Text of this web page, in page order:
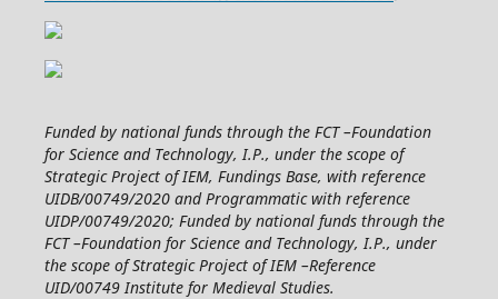
Funded by national funds through the FCT –Foundation
for Science and Technology, I.P., under the scope of
Strategic Project of IEM, Fundings Base, with reference
UIDB/00749/2020 and Programmatic with reference
UIDP/00749/2020; Funded by national funds through the
FCT –Foundation for Science and Technology, I.P., under
the scope of Strategic Project of IEM –Reference
UID/00749 Institute for Medieval Studies.